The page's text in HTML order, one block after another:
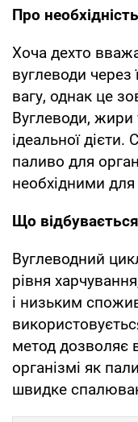
Про
Хоча дехто
вуглеводи через
вагу, однак це
Вуглеводи, жири
ідеальної
паливо для
необхідними для
Що відбувається
Вуглеводний
рівня
і низьким
метод дозволяє
організмі як
швидке